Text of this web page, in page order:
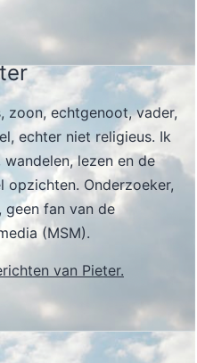
zoon, echtgenoot, vader,
echter niet religieus. Ik
lezen en de
opzichten. Onderzoeker,
geen fan van de
(MSM).
van Pieter.